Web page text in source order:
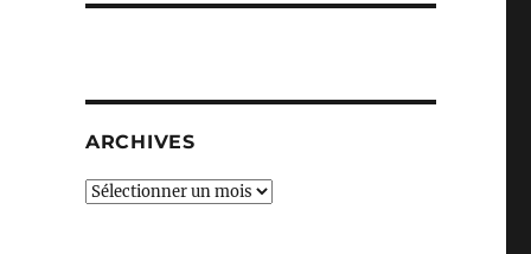
ARCHIVES
Archives